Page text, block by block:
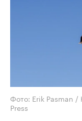
Фото: Erik Pasman
Press